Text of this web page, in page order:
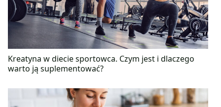
Kreatyna w diecie sportowca. Czym jest i dlaczego
warto ją suplementować?